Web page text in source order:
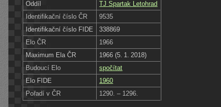
Oddíl
TJ Spartak Letohrad
Identifikační číslo ČR
9535
Identifikační číslo FIDE
338869
Elo ČR
1966
Maximum Ela ČR
1966 (5. 1. 2018)
Budoucí Elo
spočítat
Elo FIDE
1960
Pořadí v ČR
1290. – 1296.